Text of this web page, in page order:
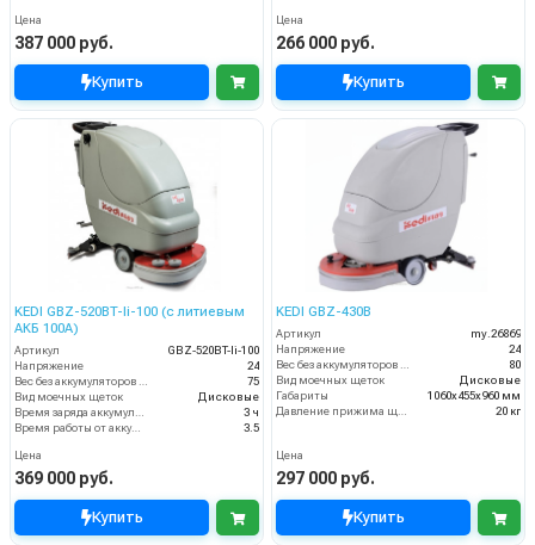
Цена
387 000 руб.
Купить
Цена
266 000 руб.
Купить
KEDI GBZ-520BT-li-100 (с литиевым
АКБ 100А)
Артикул
GBZ-520BT-li-100
Напряжение
24
Вес без аккумуляторов (кг)
75
Вид моечных щеток
Дисковые
Время заряда аккумуляторов
3 ч
Время работы от аккумуляторов (ч)
3.5
Цена
369 000 руб.
Купить
KEDI GBZ-430B
Артикул
my.26869
Напряжение
24
Вес без аккумуляторов (кг)
80
Вид моечных щеток
Дисковые
Габариты
1060х455х960 мм
Давление прижима щеток
20 кг
Цена
297 000 руб.
Купить